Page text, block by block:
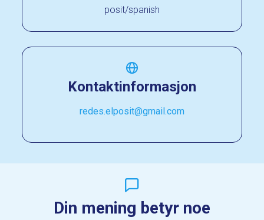
posit/spanish
Kontaktinformasjon
redes.elposit@gmail.com
Din mening betyr noe